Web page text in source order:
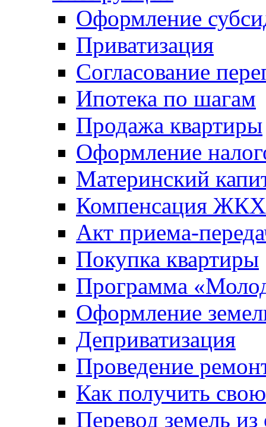
Оформление
Приватизация
Согласование
Ипотека по шагам
Продажа квартиры
Оформление
Материнский
Компенсация ЖКХ
Акт приема-
Покупка квартиры
Программа
Оформление
Деприватизация
Проведение
Как получить
Перевод земель